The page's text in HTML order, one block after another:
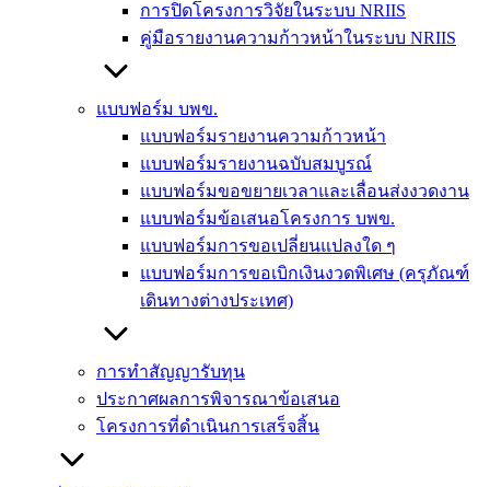
การปิดโครงการวิจัยในระบบ NRIIS
คู่มือรายงานความก้าวหน้าในระบบ NRIIS
แบบฟอร์ม บพข.
แบบฟอร์มรายงานความก้าวหน้า
แบบฟอร์มรายงานฉบับสมบูรณ์
แบบฟอร์มขอขยายเวลาและเลื่อนส่งงวดงาน
แบบฟอร์มข้อเสนอโครงการ บพข.
แบบฟอร์มการขอเปลี่ยนแปลงใด ๆ
แบบฟอร์มการขอเบิกเงินงวดพิเศษ (ครุภัณฑ์
เดินทางต่างประเทศ)
การทำสัญญารับทุน
ประกาศผลการพิจารณาข้อเสนอ
โครงการที่ดำเนินการเสร็จสิ้น